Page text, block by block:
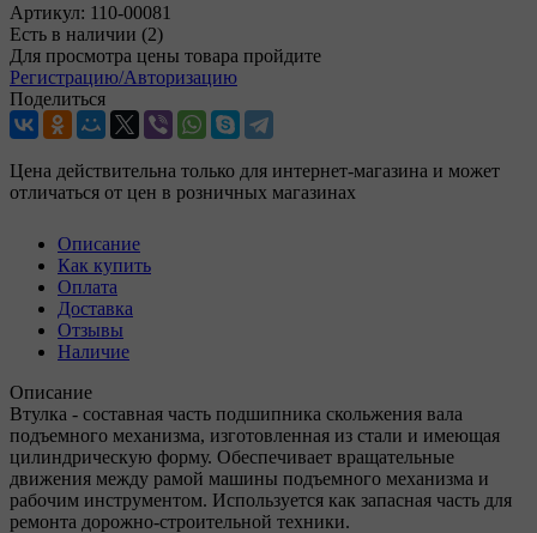
Артикул: 110-00081
Есть в наличии (2)
Для просмотра цены товара пройдите
Регистрацию/Авторизацию
Поделиться
Цена действительна только для интернет-магазина и может
отличаться от цен в розничных магазинах
Описание
Как купить
Оплата
Доставка
Отзывы
Наличие
Описание
Втулка - составная часть подшипника скольжения вала
подъемного механизма, изготовленная из стали и имеющая
цилиндрическую форму. Обеспечивает вращательные
движения между рамой машины подъемного механизма и
рабочим инструментом. Используется как запасная часть для
ремонта дорожно-строительной техники.